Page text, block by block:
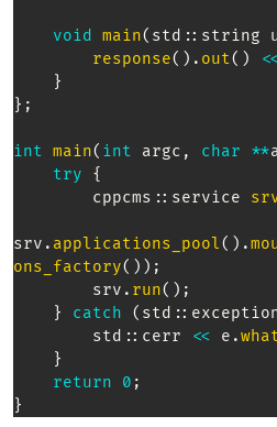
void main( std :: string
response( ) . out( )
}
} ;
int main( int argc , char **
try
{
        cppcms
:: service
srv . applications_pool( ) .
ons_factory( ) ) ;
        srv
. run( ) ;
}
catch ( std ::
        std
:: cerr << e .
}
return
0 ;
}